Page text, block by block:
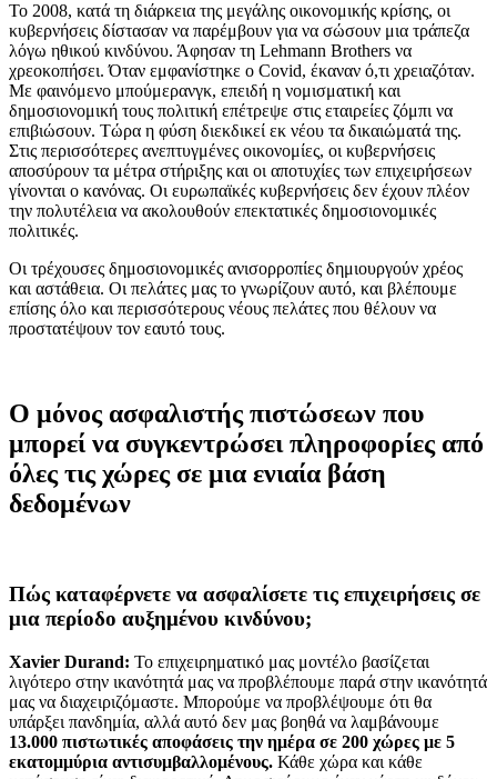
Το 2008, κατά τη διάρκεια της μεγάλης οικονομικής κρίσης, οι
κυβερνήσεις δίστασαν να παρέμβουν για να σώσουν μια τράπεζα
λόγω ηθικού κινδύνου. Άφησαν τη Lehmann Brothers να
χρεοκοπήσει. Όταν εμφανίστηκε ο Covid, έκαναν ό,τι χρειαζόταν.
Με φαινόμενο μπούμερανγκ, επειδή η νομισματική και
δημοσιονομική τους πολιτική επέτρεψε στις εταιρείες ζόμπι να
επιβιώσουν. Τώρα η φύση διεκδικεί εκ νέου τα δικαιώματά της.
Στις περισσότερες ανεπτυγμένες οικονομίες, οι κυβερνήσεις
αποσύρουν τα μέτρα στήριξης και οι αποτυχίες των επιχειρήσεων
γίνονται ο κανόνας. Οι ευρωπαϊκές κυβερνήσεις δεν έχουν πλέον
την πολυτέλεια να ακολουθούν επεκτατικές δημοσιονομικές
πολιτικές.
Οι τρέχουσες δημοσιονομικές ανισορροπίες δημιουργούν χρέος
και αστάθεια. Οι πελάτες μας το γνωρίζουν αυτό, και βλέπουμε
επίσης όλο και περισσότερους νέους πελάτες που θέλουν να
προστατέψουν τον εαυτό τους.
Ο μόνος ασφαλιστής πιστώσεων που
μπορεί να συγκεντρώσει πληροφορίες από
όλες τις χώρες σε μια ενιαία βάση
δεδομένων
Πώς καταφέρνετε να ασφαλίσετε τις επιχειρήσεις σε
μια περίοδο αυξημένου κινδύνου;
Xavier Durand: Το επιχειρηματικό μας μοντέλο βασίζεται
λιγότερο στην ικανότητά μας να προβλέπουμε παρά στην ικανότητά
μας να διαχειριζόμαστε. Μπορούμε να προβλέψουμε ότι θα
υπάρξει πανδημία, αλλά αυτό δεν μας βοηθά να λαμβάνουμε
13.000 πιστωτικές αποφάσεις την ημέρα σε 200 χώρες με 5
εκατομμύρια αντισυμβαλλομένους. Κάθε χώρα και κάθε